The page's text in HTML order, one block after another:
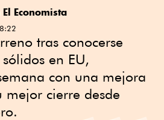
El Economista
tras conocerse
en EU,
con una mejora
mejor cierre desde